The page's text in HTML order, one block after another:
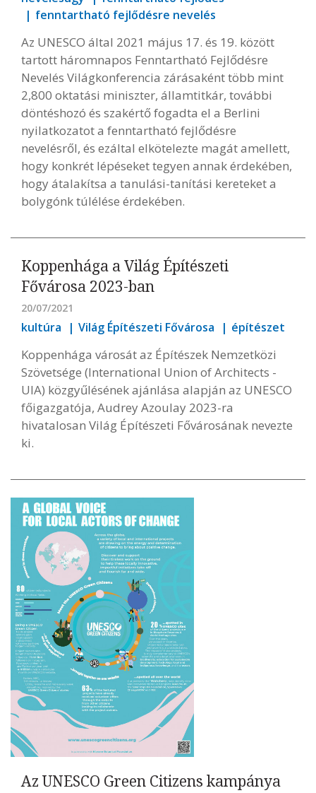
fenntartható fejlődésre nevelés
Az UNESCO által 2021 május 17. és 19. között
tartott háromnapos Fenntartható Fejlődésre
Nevelés Világkonferencia zárásaként több mint
2,800 oktatási miniszter, államtitkár, további
döntéshozó és szakértő fogadta el a Berlini
nyilatkozatot a fenntartható fejlődésre
nevelésről, és ezáltal elkötelezte magát amellett,
hogy konkrét lépéseket tegyen annak érdekében,
hogy átalakítsa a tanulási-tanítási kereteket a
bolygónk túlélése érdekében.
Koppenhága a Világ Építészeti
Fővárosa 2023-ban
20/07/2021
kultúra Világ Építészeti Fővárosa építészet
Koppenhága városát az Építészek Nemzetközi
Szövetsége (International Union of Architects -
UIA) közgyűlésének ajánlása alapján az UNESCO
főigazgatója, Audrey Azoulay 2023-ra
hivatalosan Világ Építészeti Fővárosának nevezte
ki.
Az UNESCO Green Citizens kampánya